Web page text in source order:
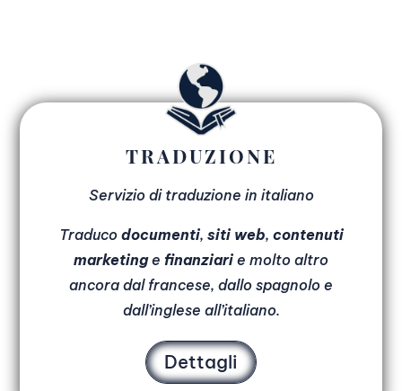
TRADUZIONE
Servizio di traduzione in italiano
Traduco documenti, siti web, contenuti
marketinge finanziari e molto altro
ancora dal francese, dallo spagnolo e
dall’inglese all’italiano.
Dettagli